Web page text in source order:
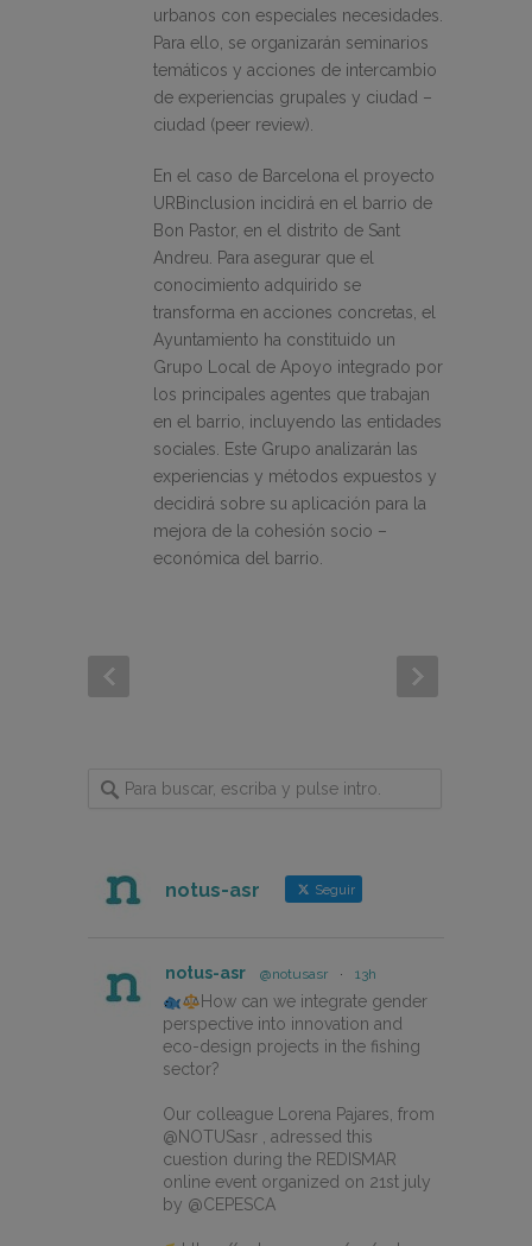
urbanos con especiales necesidades.
Para ello, se organizarán seminarios
temáticos y acciones de intercambio
de experiencias grupales y ciudad –
ciudad (peer review).
En el caso de Barcelona el proyecto
URBinclusion incidirá en el barrio de
Bon Pastor, en el distrito de Sant
Andreu. Para asegurar que el
conocimiento adquirido se
transforma en acciones concretas, el
Ayuntamiento ha constituido un
Grupo Local de Apoyo integrado por
los principales agentes que trabajan
en el barrio, incluyendo las entidades
sociales. Este Grupo analizarán las
experiencias y métodos expuestos y
decidirá sobre su aplicación para la
mejora de la cohesión socio –
económica del barrio.
notus-asr Seguir
notus-asr @notusasr · 13h
How can we integrate gender
perspective into innovation and
eco-design projects in the fishing
sector?
Our colleague Lorena Pajares, from
@NOTUSasr , adressed this
cuestion during the REDISMAR
online event organized on 21st july
by @CEPESCA